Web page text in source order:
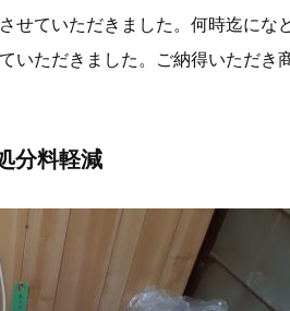
せていただきました。何時迄に
いただきました。ご納得いただき
分料軽減